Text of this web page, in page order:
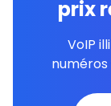
prix
VoIP
numéros